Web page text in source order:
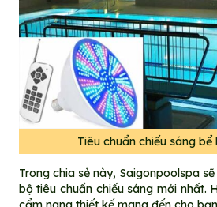
Tiêu chuẩn chiếu sáng
Trong chia sẻ này, Saigonpoolspa
bộ tiêu chuẩn chiếu sáng mới nhất.